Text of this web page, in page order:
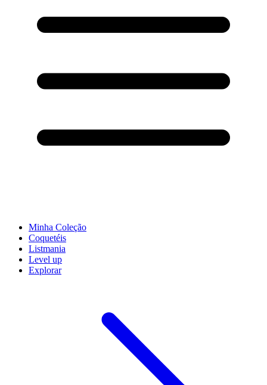
Minha Coleção
Coquetéis
Listmania
Level up
Explorar